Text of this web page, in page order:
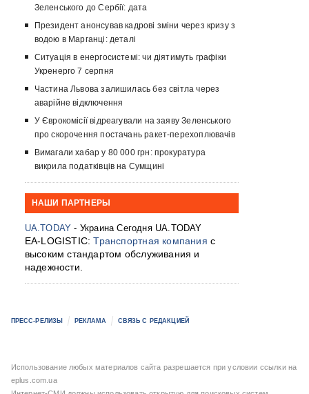
Зеленського до Сербії: дата
Президент анонсував кадрові зміни через кризу з
водою в Марганці: деталі
Ситуація в енергосистемі: чи діятимуть графіки
Укренерго 7 серпня
Частина Львова залишилась без світла через
аварійне відключення
У Єврокомісії відреагували на заяву Зеленського
про скорочення постачань ракет-перехоплювачів
Вимагали хабар у 80 000 грн: прокуратура
викрила податківців на Сумщині
НАШИ ПАРТНЕРЫ
UA.TODAY - Украина Сегодня UA.TODAY
EA-LOGISTIC:Транспортная компания с
высоким стандартом обслуживания и
надежности.
ПРЕСС-РЕЛИЗЫ РЕКЛАМА СВЯЗЬ С РЕДАКЦИЕЙ
Использование любых материалов сайта разрешается при условии ссылки на
eplus.com.ua